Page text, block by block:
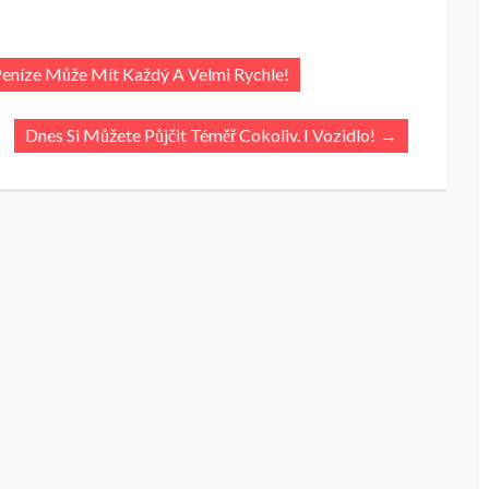
Může Mít Každý A Velmi Rychle!
Dnes Si Můžete Půjčit Téměř Cokoliv. I Vozidlo! →